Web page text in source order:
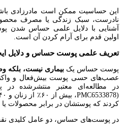
این حساسیت ممکن است مادرزادی
نادرست، سبک زندگی یا مصرف
آشنایی با دلایل علمی حساس شدن
اولین قدم برای آرام کردن آن است.
تعریف علمی پوست حساس و دلایل
پوست حساس یک بیماری نیست، بلکه
عصب‌های حسی پوست بیش‌فعال و
در مطالعه‌ای معتبر منتشرشده در
کردند که پوستشان در برابر محصولات
در پوست‌های حساس، دو عامل کلیدی